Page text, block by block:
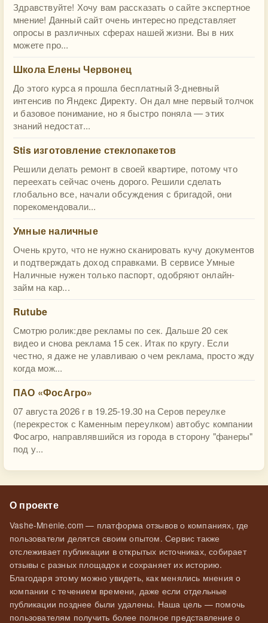
Здравствуйте! Хочу вам рассказать о сайте экспертное
мнение! Данный сайт очень интересно представляет
опросы в различных сферах нашей жизни. Вы в них
можете про...
Школа Елены Червонец
До этого курса я прошла бесплатный 3-дневный
интенсив по Яндекс Директу. Он дал мне первый толчок
и базовое понимание, но я быстро поняла — этих
знаний недостат...
Stis изготовление стеклопакетов
Решили делать ремонт в своей квартире, потому что
переехать сейчас очень дорого. Решили сделать
глобально все, начали обсуждения с бригадой, они
порекомендовали...
Умные наличные
Очень круто, что не нужно сканировать кучу документов
и подтверждать доход справками. В сервисе Умные
Наличные нужен только паспорт, одобряют онлайн-
займ на кар...
Rutube
Смотрю ролик:две рекламы по сек. Дальше 20 сек
видео и снова реклама 15 сек. Итак по кругу. Если
честно, я даже не улавливаю о чем реклама, просто жду
когда мож...
ПАО «ФосАгро»
07 августа 2026 г в 19.25-19.30 на Серов переулке
(перекресток с Каменным переулком) автобус компании
Фосагро, направлявшийся из города в сторону "фанеры"
под у...
О проекте
Vashe-Mnenie.com — платформа отзывов о компаниях, где
пользователи делятся своим опытом. Сервис также
отслеживает публикации в открытых источниках, собирает
отзывы с разных площадок и сохраняет их историю.
Благодаря этому можно увидеть, как менялись мнения о
компании с течением времени, даже если отдельные
публикации позднее были удалены. Наша цель — помочь
пользователям получить более полное представление о